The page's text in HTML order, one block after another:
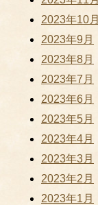
2023年10月
2023年9月
2023年8月
2023年7月
2023年6月
2023年5月
2023年4月
2023年3月
2023年2月
2023年1月